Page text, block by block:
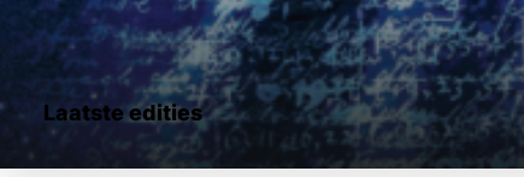
Laatste edities